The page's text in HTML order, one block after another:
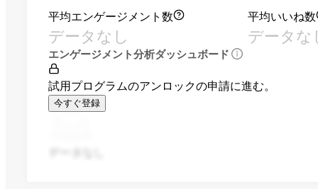
平均エンゲージメント数
データなし
平均いいね数
データな
エンゲージメント分析ダッシュボード
試用プログラムのアンロックの申請に進む。
今すぐ登録